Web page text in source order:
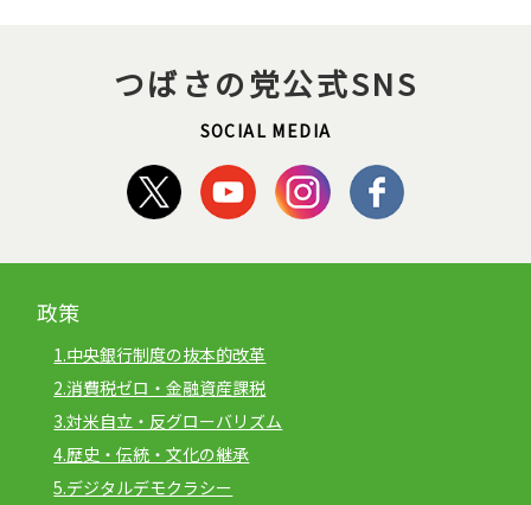
つばさの党公式SNS
SOCIAL MEDIA
政策
1.中央銀行制度の抜本的改革
2.消費税ゼロ・金融資産課税
3.対米自立・反グローバリズム
4.歴史・伝統・文化の継承
5.デジタルデモクラシー